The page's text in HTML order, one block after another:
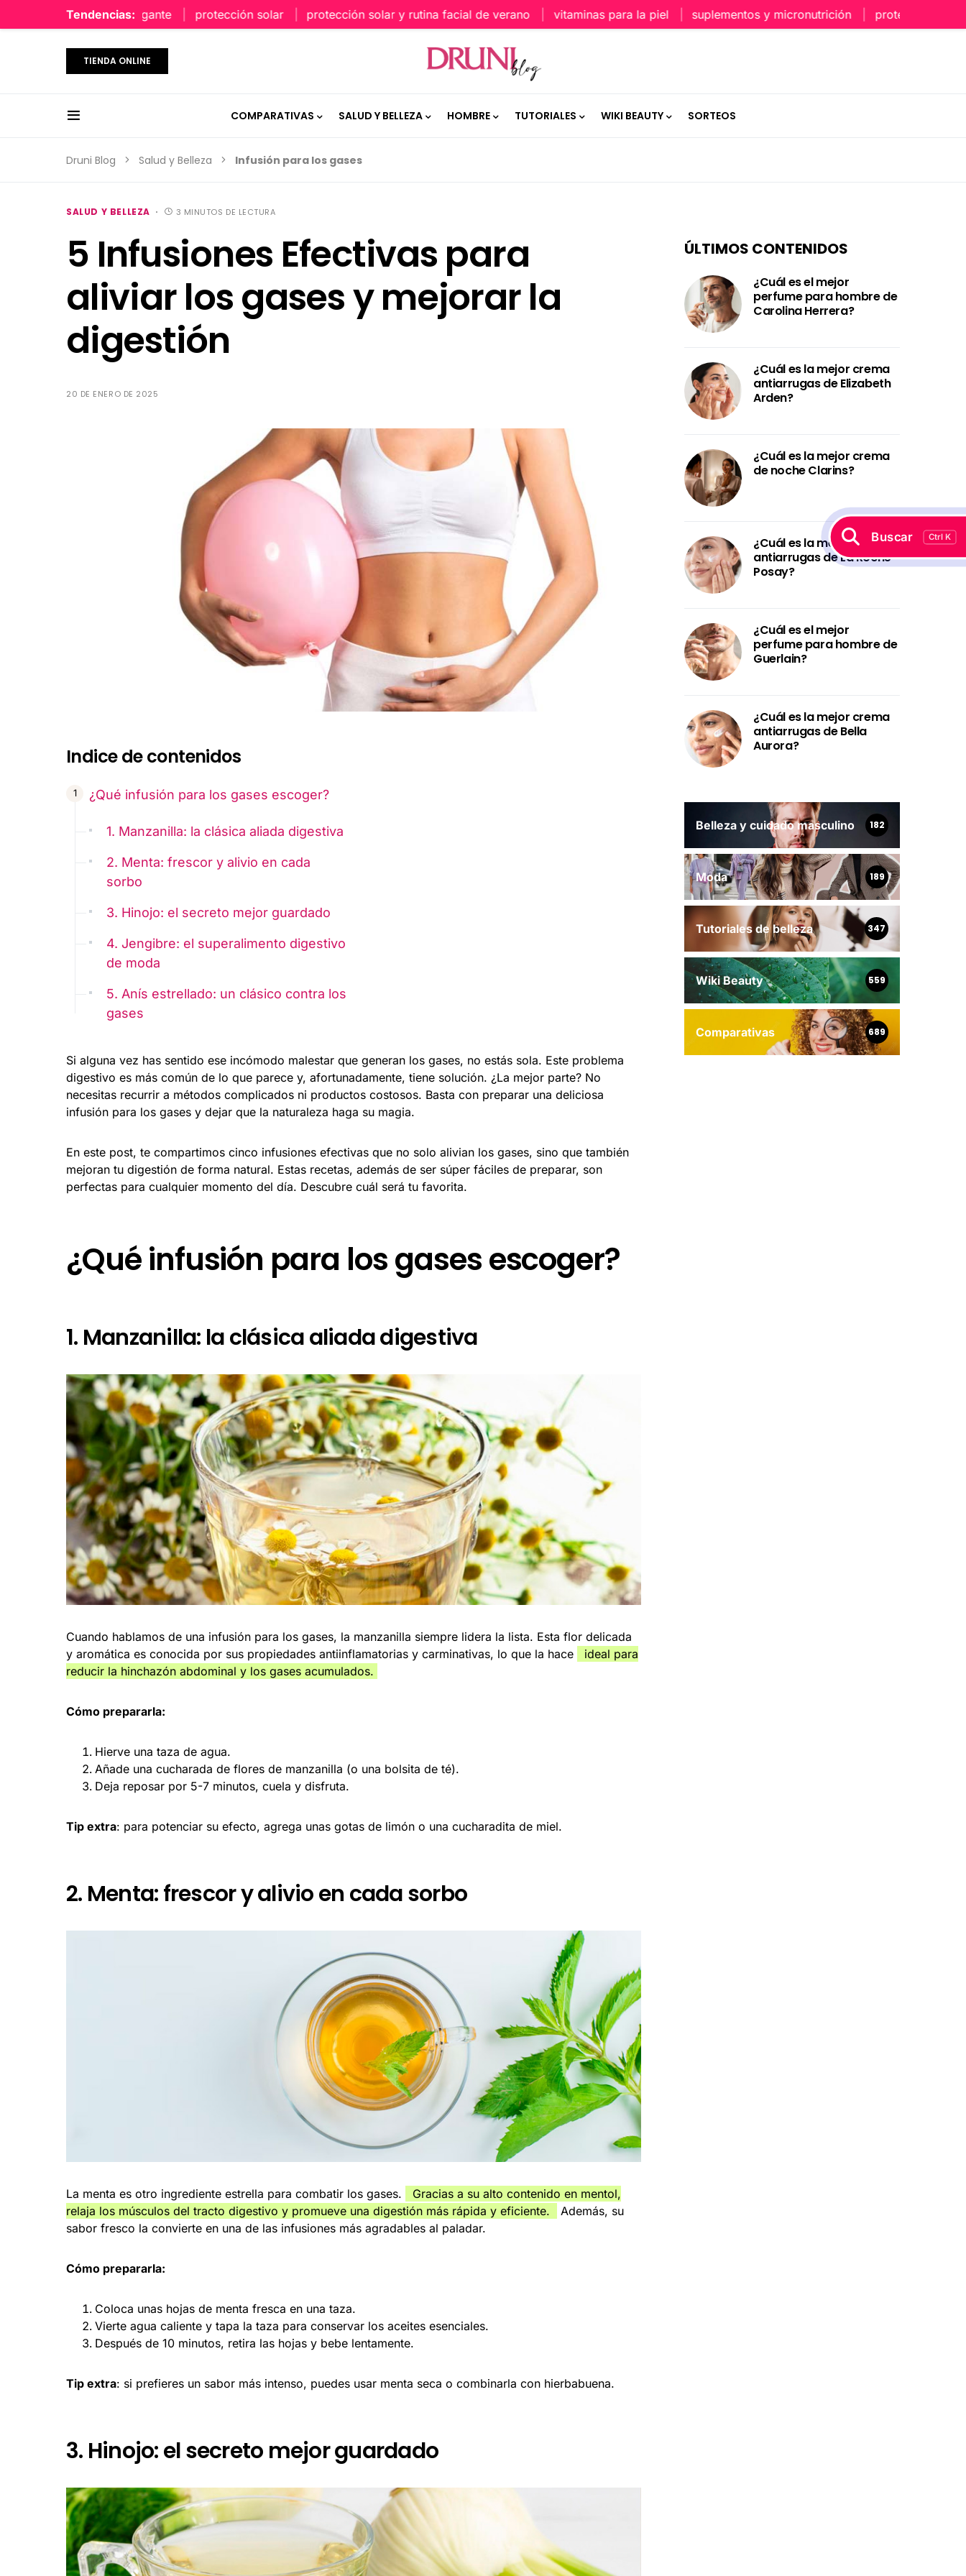
Tendencias:
perfume limpio y elegante protección solar protección solar y rutina facial de verano vitaminas para la piel suplementos y micronutrición protección capilar en
TIENDA ONLINE
COMPARATIVAS SALUD Y BELLEZA HOMBRE TUTORIALES WIKI BEAUTY SORTEOS
Druni Blog Salud y Belleza Infusión para los gases
SALUD Y BELLEZA 3 MINUTOS DE LECTURA
5 Infusiones Efectivas para
aliviar los gases y mejorar la
digestión
20 DE ENERO DE 2025
Indice de contenidos
¿Qué infusión para los gases escoger?
1. Manzanilla: la clásica aliada digestiva
2. Menta: frescor y alivio en cada
sorbo
3. Hinojo: el secreto mejor guardado
4. Jengibre: el superalimento digestivo
de moda
5. Anís estrellado: un clásico contra los
gases
Si alguna vez has sentido ese incómodo malestar que generan los gases, no estás sola. Este problema
digestivo es más común de lo que parece y, afortunadamente, tiene solución. ¿La mejor parte? No
necesitas recurrir a métodos complicados ni productos costosos. Basta con preparar una deliciosa
infusión para los gases y dejar que la naturaleza haga su magia.
En este post, te compartimos cinco infusiones efectivas que no solo alivian los gases, sino que también
mejoran tu digestión de forma natural. Estas recetas, además de ser súper fáciles de preparar, son
perfectas para cualquier momento del día. Descubre cuál será tu favorita.
¿Qué infusión para los gases escoger?
1. Manzanilla: la clásica aliada digestiva
Cuando hablamos de una infusión para los gases, la manzanilla siempre lidera la lista. Esta flor delicada
y aromática es conocida por sus propiedades antiinflamatorias y carminativas, lo que la hace
ideal para
reducir la hinchazón abdominal y los gases acumulados.
Cómo prepararla:
Hierve una taza de agua.
Añade una cucharada de flores de manzanilla (o una bolsita de té).
Deja reposar por 5-7 minutos, cuela y disfruta.
Tip extra: para potenciar su efecto, agrega unas gotas de limón o una cucharadita de miel.
2. Menta: frescor y alivio en cada sorbo
La menta es otro ingrediente estrella para combatir los gases.
Gracias a su alto contenido en mentol,
relaja los músculos del tracto digestivo y promueve una digestión más rápida y eficiente.
Además, su
sabor fresco la convierte en una de las infusiones más agradables al paladar.
Cómo prepararla:
Coloca unas hojas de menta fresca en una taza.
Vierte agua caliente y tapa la taza para conservar los aceites esenciales.
Después de 10 minutos, retira las hojas y bebe lentamente.
Tip extra: si prefieres un sabor más intenso, puedes usar menta seca o combinarla con hierbabuena.
3. Hinojo: el secreto mejor guardado
ÚLTIMOS CONTENIDOS
¿Cuál es el mejor
perfume para hombre de
Carolina Herrera?
¿Cuál es la mejor crema
antiarrugas de Elizabeth
Arden?
¿Cuál es la mejor crema
de noche Clarins?
¿Cuál es la mejor crema
antiarrugas de La Roche-
Posay?
¿Cuál es el mejor
perfume para hombre de
Guerlain?
¿Cuál es la mejor crema
antiarrugas de Bella
Aurora?
Belleza y cuidado masculino 182
Moda 189
Tutoriales de belleza 347
Wiki Beauty 559
Comparativas 689
Buscar Ctrl K